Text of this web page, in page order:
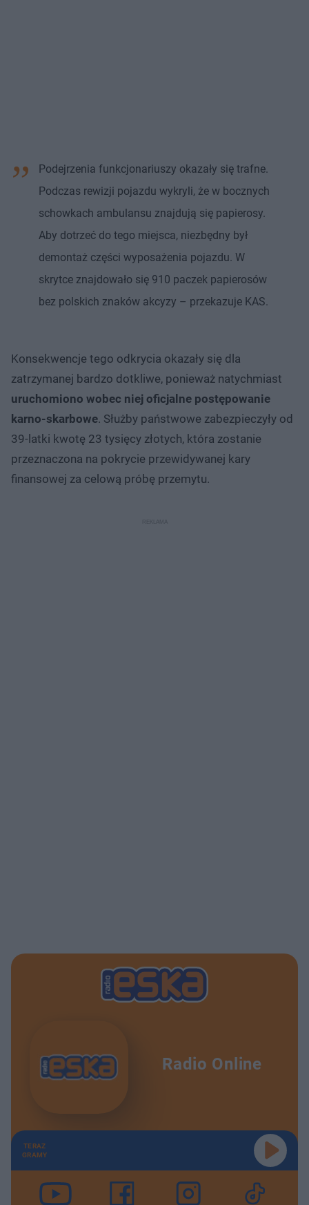
Podejrzenia funkcjonariuszy okazały się trafne.
Podczas rewizji pojazdu wykryli, że w bocznych
schowkach ambulansu znajdują się papierosy.
Aby dotrzeć do tego miejsca, niezbędny był
demontaż części wyposażenia pojazdu. W
skrytce znajdowało się 910 paczek papierosów
bez polskich znaków akcyzy – przekazuje KAS.
Konsekwencje tego odkrycia okazały się dla
zatrzymanej bardzo dotkliwe, ponieważ natychmiast
uruchomiono wobec niej oficjalne postępowanie
karno-skarbowe. Służby państwowe zabezpieczyły od
39-latki kwotę 23 tysięcy złotych, która zostanie
przeznaczona na pokrycie przewidywanej kary
finansowej za celową próbę przemytu.
Radio Online
TERAZ
GRAMY